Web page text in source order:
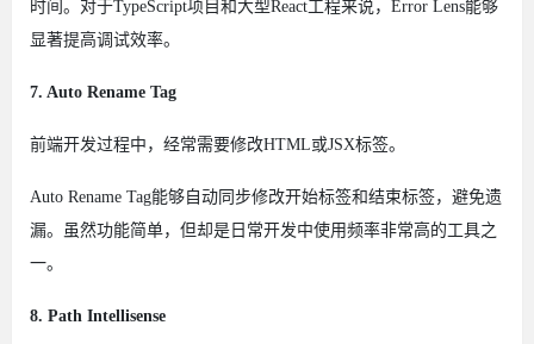
时间。对于TypeScript项目和大型React工程来说，Error Lens能够
显著提高调试效率。
7. Auto Rename Tag
前端开发过程中，经常需要修改HTML或JSX标签。
Auto Rename Tag能够自动同步修改开始标签和结束标签，避免遗
漏。虽然功能简单，但却是日常开发中使用频率非常高的工具之
一。
8. Path Intellisense